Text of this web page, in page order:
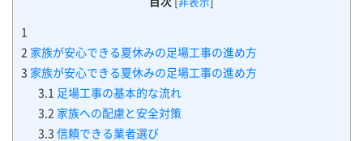
1
2 家族が安心できる夏休みの足場工事の進め方
3 家族が安心できる夏休みの足場工事の進め方
3.1
足場工事の基本的な流れ
3.2 家族への配慮と安全対策
3.3 信頼できる業者選び